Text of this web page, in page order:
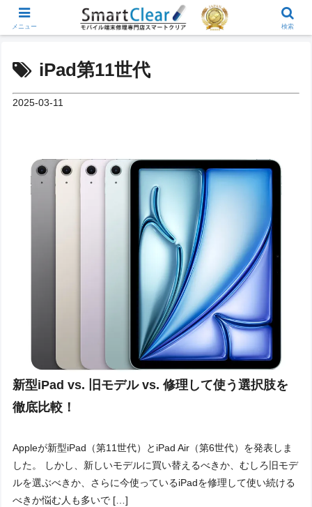
iPad第11世代
2025-03-11
新型iPad vs. 旧モデル vs. 修理して使う選択肢を
徹底比較！
Appleが新型iPad（第11世代）とiPad Air（第6世代）を発表しま
した。 しかし、新しいモデルに買い替えるべきか、むしろ旧モデ
ルを選ぶべきか、さらに今使っているiPadを修理して使い続ける
べきか悩む人も多いで […]
メニュー 検索